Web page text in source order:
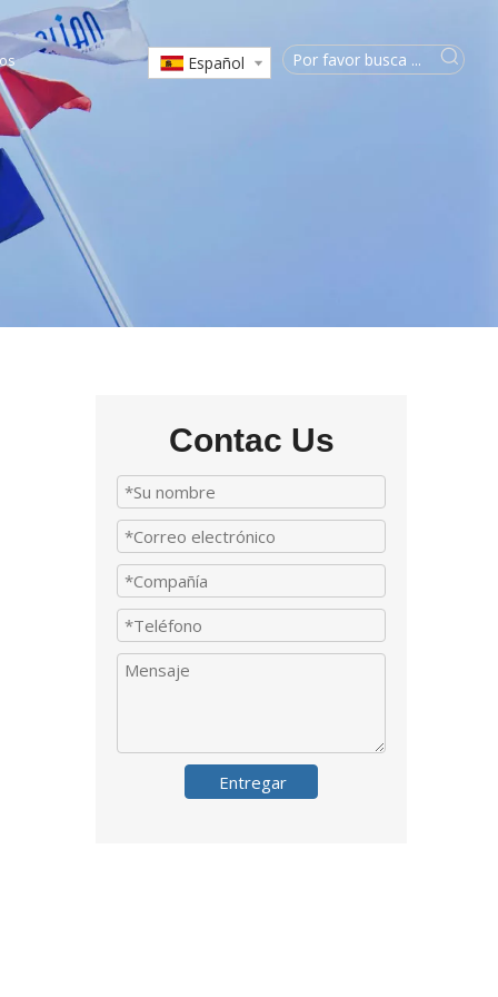
Español
Contac Us
Entregar